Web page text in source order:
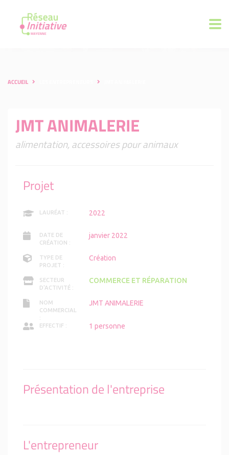
ACCUEIL
JMT ANIMALERIE
alimentation, accessoires pour animaux
Projet
LAURÉAT : 2022
DATE DE
CRÉATION :
janvier 2022
TYPE DE
PROJET :
Création
SECTEUR
D'ACTIVITÉ :
COMMERCE ET RÉPARATION
NOM
COMMERCIAL
:
JMT ANIMALERIE
EFFECTIF : 1 personne
Présentation de l'entreprise
L'entrepreneur